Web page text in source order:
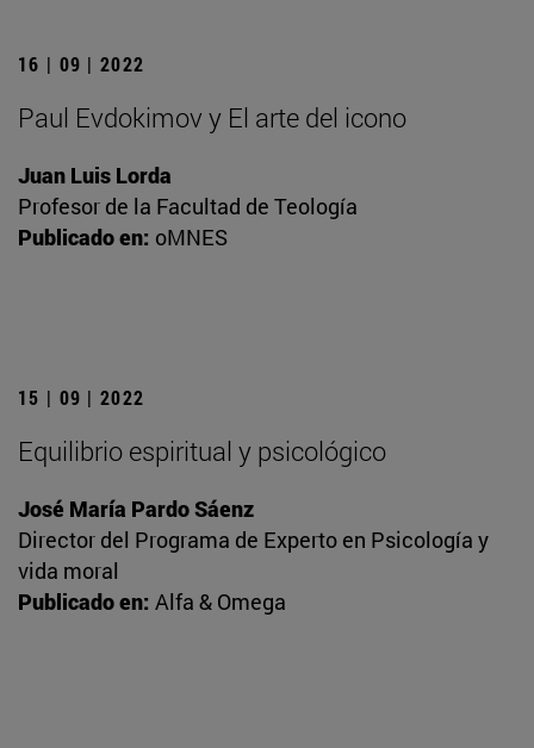
16 | 09 | 2022
Paul Evdokimov y El arte del icono
Juan Luis Lorda
Profesor de la Facultad de Teología
Publicado en: oMNES
15 | 09 | 2022
Equilibrio espiritual y psicológico
José María Pardo Sáenz
Director del Programa de Experto en Psicología y
vida moral
Publicado en: Alfa & Omega